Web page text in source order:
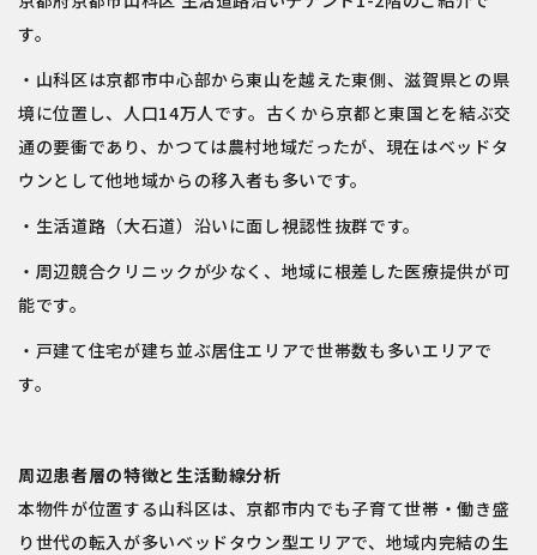
す。
・山科区は京都市中心部から東山を越えた東側、滋賀県との県
境に位置し、人口14万人です。古くから京都と東国とを結ぶ交
通の要衝であり、かつては農村地域だったが、現在はベッドタ
ウンとして他地域からの移入者も多いです。
・生活道路（大石道）沿いに面し視認性抜群です。
・周辺競合クリニックが少なく、地域に根差した医療提供が可
能です。
・戸建て住宅が建ち並ぶ居住エリアで世帯数も多いエリアで
す。
周辺患者層の特徴と生活動線分析
本物件が位置する山科区は、京都市内でも子育て世帯・働き盛
り世代の転入が多いベッドタウン型エリアで、地域内完結の生